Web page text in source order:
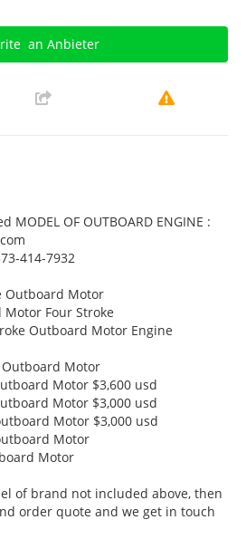
an Anbieter
MODEL OF OUTBOARD ENGINE :
414-7932
Outboard Motor
Motor Four Stroke
Outboard Motor Engine
Outboard Motor
Motor $3,600 usd
Motor $3,000 usd
Motor $3,000 usd
Motor
Motor
of brand not included above, then
order quote and we get in touch